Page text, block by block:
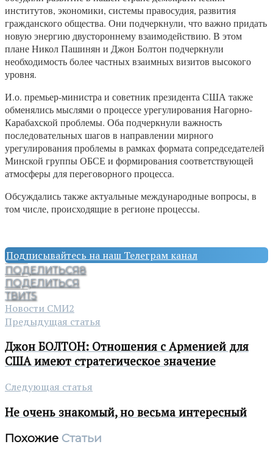
институтов, экономики, системы правосудия, развития
гражданского общества. Они подчеркнули, что важно придать
новую энергию двустороннему взаимодействию. В этом
плане Никол Пашинян и Джон Болтон подчеркнули
необходимость более частных взаимных визитов высокого
уровня.
И.о. премьер-министра и советник президента США также
обменялись мыслями о процессе урегулирования Нагорно-
Карабахской проблемы. Оба подчеркнули важность
последовательных шагов в направлении мирного
урегулирования проблемы в рамках формата сопредседателей
Минской группы ОБСЕ и формирования соответствующей
атмосферы для переговорного процесса.
Обсуждались также актуальные международные вопросы, в
том числе, происходящие в регионе процессы.
Подписывайтесь на наш Телеграм канал
ПОДЕЛИТЬСЯ8
ПОДЕЛИТЬСЯ
ТВИТ5
Новости СМИ2
Предыдущая статья
Джон БОЛТОН: Отношения с Арменией для
США имеют стратегическое значение
Следующая статья
Не очень знакомый, но весьма интересный
Похожие Статьи